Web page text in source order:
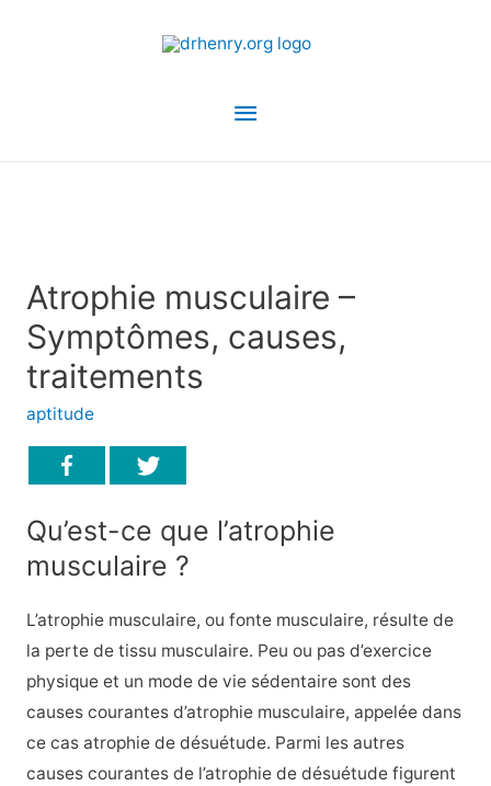
Menu
Atrophie musculaire –
Symptômes, causes,
traitements
aptitude
Qu’est-ce que l’atrophie
musculaire ?
L’atrophie musculaire, ou fonte musculaire, résulte de
la perte de tissu musculaire. Peu ou pas d’exercice
physique et un mode de vie sédentaire sont des
causes courantes d’atrophie musculaire, appelée dans
ce cas atrophie de désuétude. Parmi les autres
causes courantes de l’atrophie de désuétude figurent